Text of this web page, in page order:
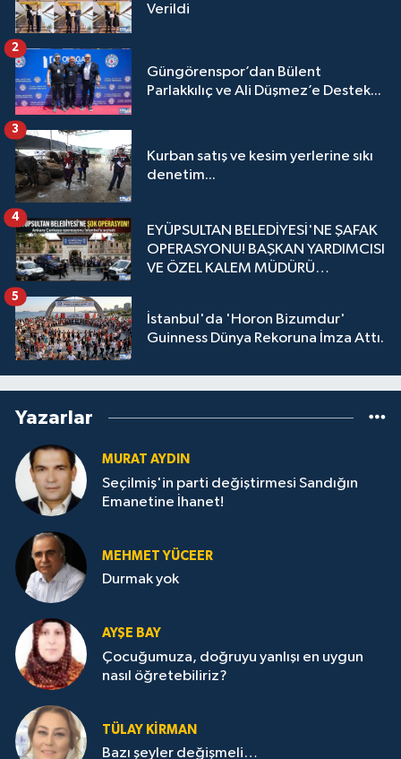
Verildi
Güngörenspor’dan Bülent
Parlakkılıç ve Ali Düşmez’e Destek...
2
Kurban satış ve kesim yerlerine sıkı
denetim...
3
EYÜPSULTAN BELEDİYESİ'NE ŞAFAK
OPERASYONU! BAŞKAN YARDIMCISI
VE ÖZEL KALEM MÜDÜRÜ
4
İstanbul'da 'Horon Bizumdur'
Guinness Dünya Rekoruna İmza Attı.
5
Yazarlar
MURAT AYDIN
Seçilmiş'in parti değiştirmesi Sandığın
Emanetine İhanet!
MEHMET YÜCEER
Durmak yok
AYŞE BAY
Çocuğumuza, doğruyu yanlışı en uygun
nasıl öğretebiliriz?
TÜLAY KİRMAN
Bazı şeyler değişmeli…